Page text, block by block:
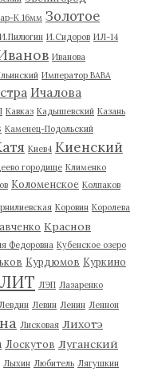
К 16мм Золотое
И.Пилюгин И.Сидоров ИЛ-14
Иванова
Император ВАВА
Ичалова
Кавказ Кадышевский Казань
Каменец-Подольский
Киев4 Киенский
городище Клименко
Коломенское Колпаков
Коровин Королева
Краснов
Федоровна Кубенское озеро
Курдюмов Куркино
ЛИТ ЛЭП Лазаренко
Левдин Левин Ленин Леннон
Лисковая Лихотэ
Лоскутов Луганский
Лыхин Любитель Лягушкин